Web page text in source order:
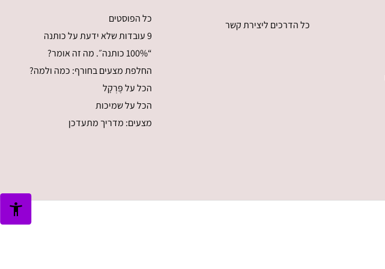
כל הדרכים ליצירת קשר
כל הפוסטים
9 עובדות שלא ידעת על כותנה
“100% כותנה״. מה זה אומר?
החלפת מצעים בחורף: כמה ולמה?
הכל על פֶּרְקָל
הכל על שמיכות
מצעים: מדריך מתעדכן